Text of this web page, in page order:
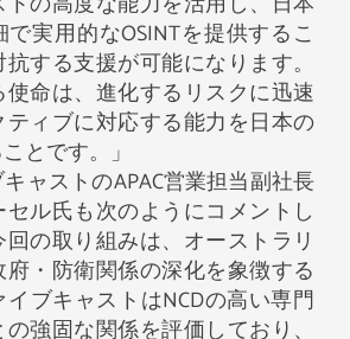
実用的なOSINTを提供するこ
する支援が可能になります。
命は、進化するリスクに迅速
ィブに対応する能力を日本の
とです。」
ャストのAPAC営業担当副社長
ル氏も次のようにコメントし
の取り組みは、オーストラリ
・防衛関係の深化を象徴する
ブキャストはNCDの高い専門
強固な関係を評価しており、